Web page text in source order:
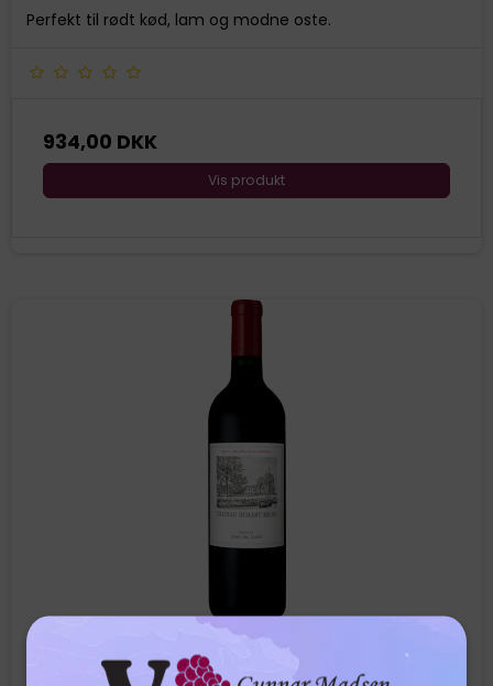
Perfekt til rødt kød, lam og modne oste.
934,00 DKK
Vis produkt